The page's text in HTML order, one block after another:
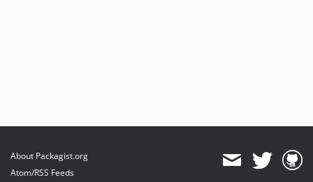
About Packagist.org
Atom/RSS Feeds